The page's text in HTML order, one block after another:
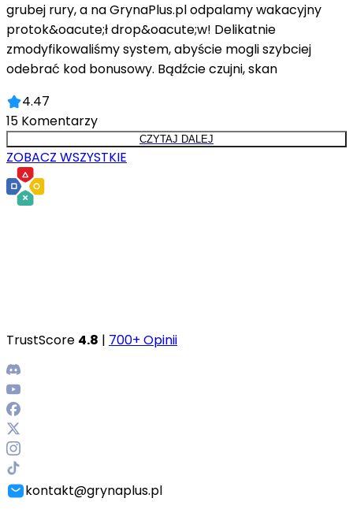
grubej rury, a na GrynaPlus.pl odpalamy wakacyjny
protok&oacute;ł drop&oacute;w! Delikatnie
zmodyfikowaliśmy system, abyście mogli szybciej
odebrać kod bonusowy. Bądźcie czujni, skan
4.47
15 Komentarzy
CZYTAJ DALEJ
ZOBACZ WSZYSTKIE
TrustScore 4.8 | 700+ Opinii
kontakt@grynaplus.pl